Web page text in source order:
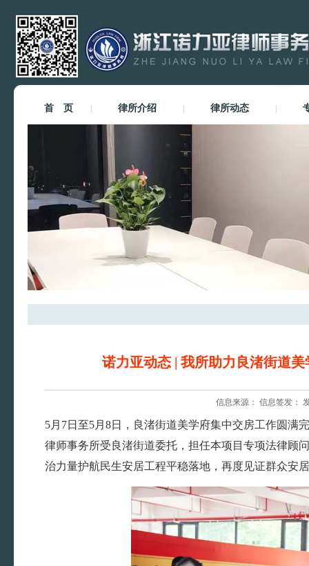
首 页 律所介绍 律所动态
诺力亚动态 | 我所助力良渚街道
信息来源： 信息签发：
5月7日至5月8日，良渚街道美学府集中交房工作圆满
律师事务所受良渚街道委托，担任本项目专项法律顾
治力量护航民生安居工程平稳落地，再度见证群众安